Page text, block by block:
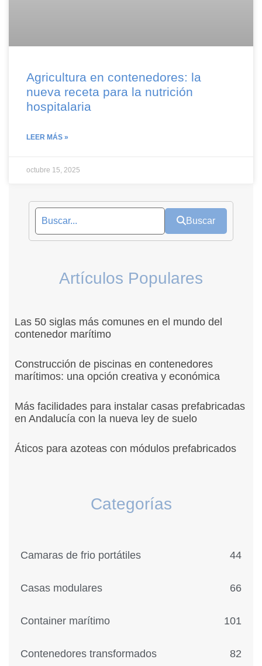
Agricultura en contenedores: la
nueva receta para la nutrición
hospitalaria
LEER MÁS »
octubre 15, 2025
Buscar
Artículos Populares
Las 50 siglas más comunes en el mundo del
contenedor marítimo
Construcción de piscinas en contenedores
marítimos: una opción creativa y económica
Más facilidades para instalar casas prefabricadas
en Andalucía con la nueva ley de suelo
Áticos para azoteas con módulos prefabricados
Categorías
Camaras de frio portátiles 44
Casas modulares 66
Container marítimo 101
Contenedores transformados 82